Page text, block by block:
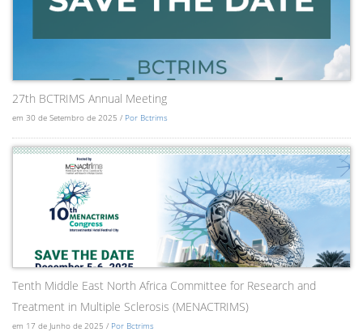
27th BCTRIMS Annual Meeting
em 30 de Setembro de 2025 / Por Bctrims
Tenth Middle East North Africa Committee for Research and
Treatment in Multiple Sclerosis (MENACTRIMS)
em 17 de Junho de 2025 / Por Bctrims